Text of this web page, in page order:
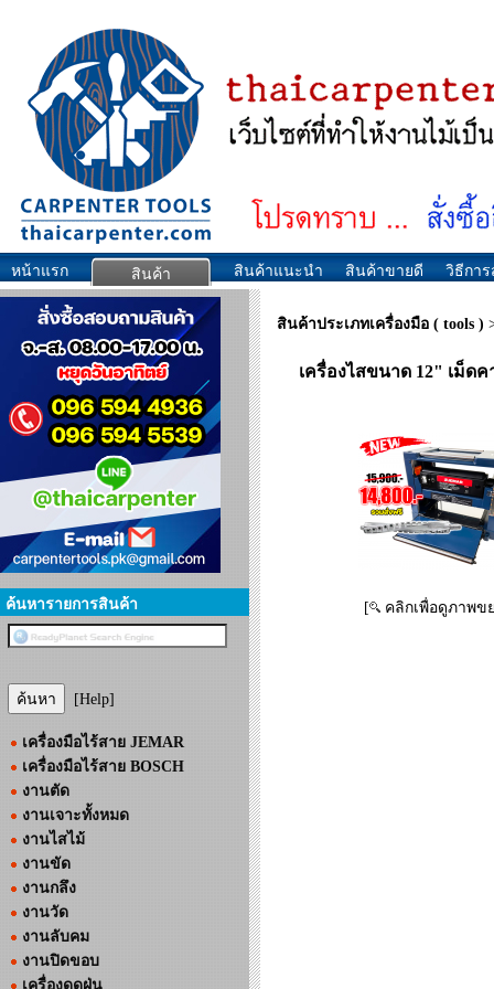
หน้าแรก สินค้า สินค้าแนะนำ สินค้าขายดี วิธีกา
ค้นหารายการสินค้า
[Help]
เครื่องมือไร้สาย JEMAR
เครื่องมือไร้สาย BOSCH
งานตัด
งานเจาะทั้งหมด
งานไสไม้
งานขัด
งานกลึง
งานวัด
งานลับคม
งานปิดขอบ
เครื่องดูดฝุ่น
สินค้าประเภทเครื่องมือ ( tools )
เครื่องไสขนาด 12" เม็ดค
[ คลิกเพื่อดูภาพข